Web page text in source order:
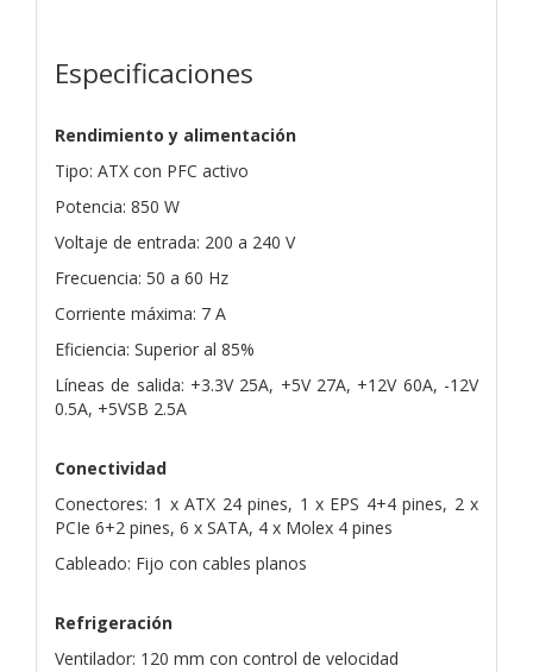
Especificaciones
Rendimiento y alimentación
Tipo: ATX con PFC activo
Potencia: 850 W
Voltaje de entrada: 200 a 240 V
Frecuencia: 50 a 60 Hz
Corriente máxima: 7 A
Eficiencia: Superior al 85%
Líneas de salida: +3.3V 25A, +5V 27A, +12V 60A, -12V
0.5A, +5VSB 2.5A
Conectividad
Conectores: 1 x ATX 24 pines, 1 x EPS 4+4 pines, 2 x
PCIe 6+2 pines, 6 x SATA, 4 x Molex 4 pines
Cableado: Fijo con cables planos
Refrigeración
Ventilador: 120 mm con control de velocidad